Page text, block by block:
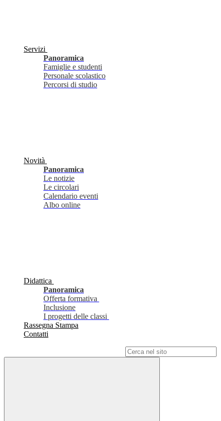
Servizi
Panoramica
Famiglie e studenti
Personale scolastico
Percorsi di studio
Novità
Panoramica
Le notizie
Le circolari
Calendario eventi
Albo online
Didattica
Panoramica
Offerta formativa
Inclusione
I progetti delle classi
Rassegna Stampa
Contatti